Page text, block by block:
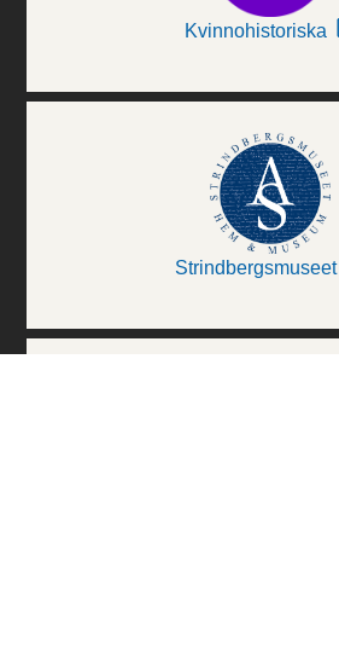
Kvinnohistoriska
Strindbergsmuseet